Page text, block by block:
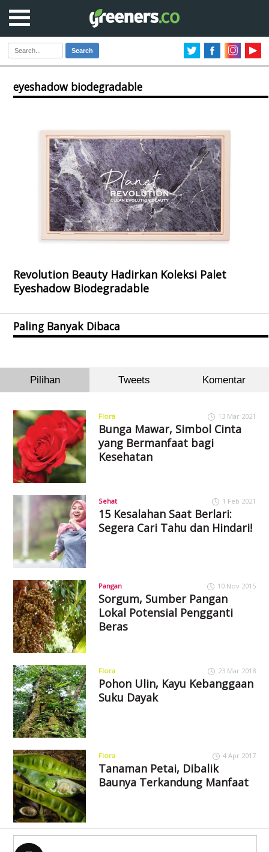
Search
eyeshadow biodegradable
Revolution Beauty Hadirkan Koleksi Palet
Eyeshadow Biodegradable
Paling Banyak Dibaca
Pilihan Tweets Komentar
Flora 13 Mar 2021
Bunga Mawar, Simbol Cinta
yang Bermanfaat bagi
Kesehatan
Sehat 1 Feb 2021
15 Kesalahan Saat Berlari:
Segera Cari Tahu dan Hindari!
Pangan 10 Nov 2015
Sorgum, Sumber Pangan
Lokal Potensial Pengganti
Beras
Flora 23 Mar 2018
Pohon Ulin, Kayu Kebanggaan
Suku Dayak
Flora 4 Apr 2017
Tanaman Petai, Dibalik
Baunya Terkandung Manfaat